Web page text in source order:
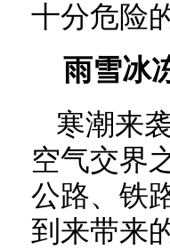
十分危险
雨雪冰
寒潮来
空气交界
公路、铁
到来带来